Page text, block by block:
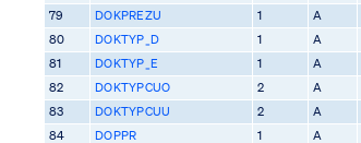
79
DOKPREZU 1 A
80
DOKTYP_D 1 A
81
DOKTYP_E 1 A
82
DOKTYPCUO 2 A
83
DOKTYPCUU 2 A
84
DOPPR 1 A